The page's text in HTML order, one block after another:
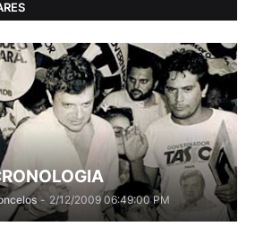
- 2/12/2009 06:49:00 PM